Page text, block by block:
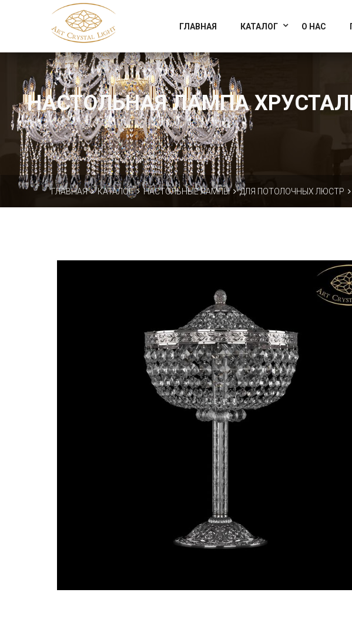
Официальный магазин фабрики Art Crystal Light
ГЛАВНАЯ КАТАЛОГ О НАС
НАСТОЛЬНАЯ ЛАМПА
ГЛАВНАЯ КАТАЛОГ НАСТОЛЬНЫЕ ЛАМПЫ ДЛЯ ПОТОЛОЧНЫХ ЛЮСТР